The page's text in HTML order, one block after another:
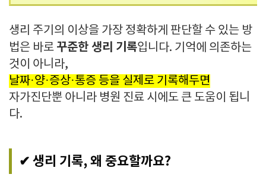
생리 주기의 이상을 가장 정확하게 판단할 수 있는 방
법은 바로 꾸준한 생리 기록입니다. 기억에 의존하는
것이 아니라,
날짜·양·증상·통증 등을 실제로 기록해두면
자가진단뿐 아니라 병원 진료 시에도 큰 도움이 됩니
다.
✔ 생리 기록, 왜 중요할까요?